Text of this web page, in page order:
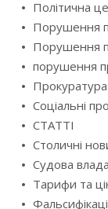
Політична
Порушення
Порушення
порушення
Прокуратура
Соціальні
СТАТТІ
Столичні
Судова влада
Тарифи та